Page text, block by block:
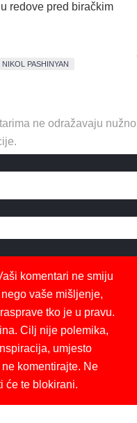
redove pred biračkim
NIKOL PASHINYAN
ne odražavaju nužno
komentari ne smiju
vaše mišljenje,
tko je u pravu.
Cilj nije polemika,
umjesto
komentirajte. Ne
će te blokirani.